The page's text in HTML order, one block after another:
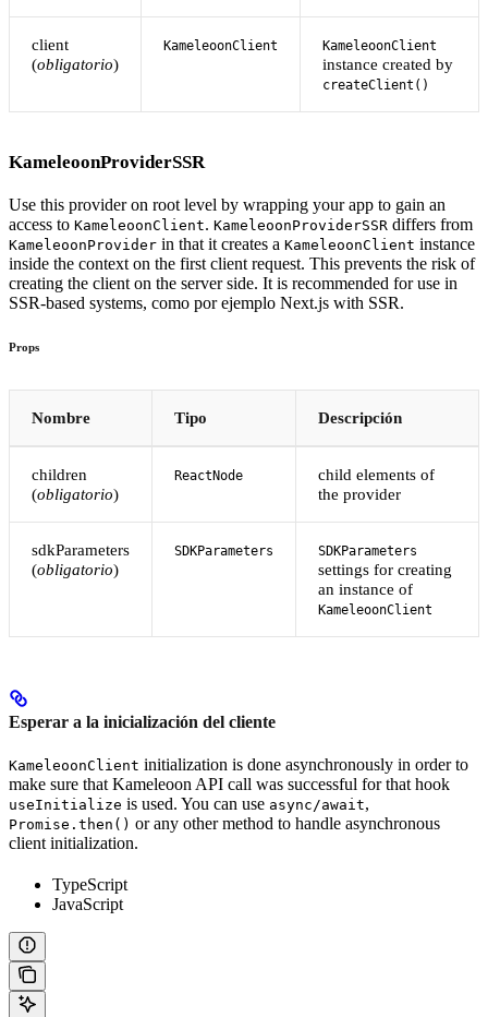
client
(obligatorio)
KameleoonClient KameleoonClient
instance created by
createClient()
KameleoonProviderSSR
Use this provider on root level by wrapping your app to gain an
access to KameleoonClient. KameleoonProviderSSR differs from
KameleoonProvider in that it creates a KameleoonClient instance
inside the context on the first client request. This prevents the risk of
creating the client on the server side. It is recommended for use in
SSR-based systems, como por ejemplo Next.js with SSR.
Props
Nombre Tipo Descripción
children
(obligatorio)
ReactNode
child elements of
the provider
sdkParameters
(obligatorio)
SDKParameters SDKParameters
settings for creating
an instance of
KameleoonClient
Esperar a la inicialización del cliente
KameleoonClient initialization is done asynchronously in order to
make sure that Kameleoon API call was successful for that hook
useInitialize is used. You can use async/await,
Promise.then() or any other method to handle asynchronous
client initialization.
TypeScript
JavaScript